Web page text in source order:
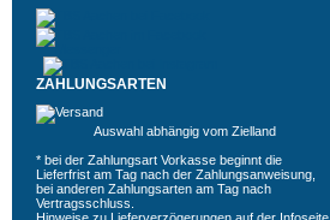
ZAHLUNGSARTEN
Auswahl abhängig vom Zielland
* bei der Zahlungsart Vorkasse beginnt die
Lieferfrist am Tag nach der Zahlungsanweisung,
bei anderen Zahlungsarten am Tag nach
Vertragsschluss.